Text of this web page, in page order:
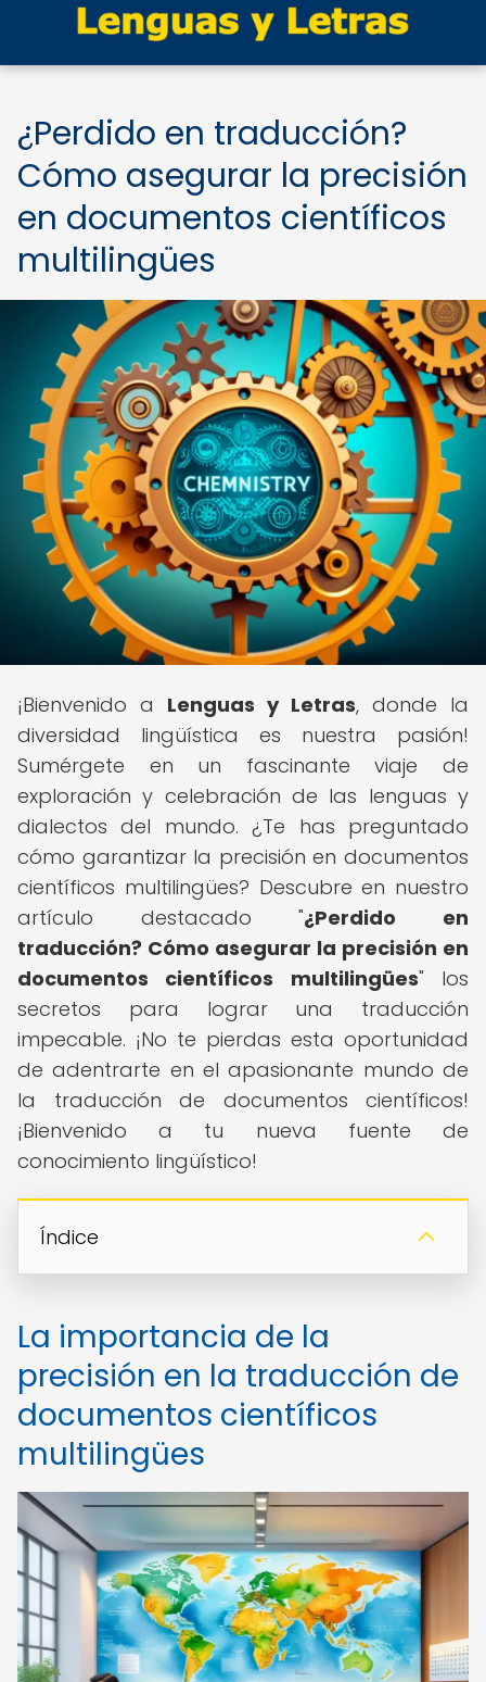
¿Perdido en traducción?
Cómo asegurar la precisión
en documentos científicos
multilingües
¡Bienvenido a Lenguas y Letras, donde la
diversidad lingüística es nuestra pasión!
Sumérgete en un fascinante viaje de
exploración y celebración de las lenguas y
dialectos del mundo. ¿Te has preguntado
cómo garantizar la precisión en documentos
científicos multilingües? Descubre en nuestro
artículo destacado "¿Perdido en
traducción? Cómo asegurar la precisión en
documentos científicos multilingües" los
secretos para lograr una traducción
impecable. ¡No te pierdas esta oportunidad
de adentrarte en el apasionante mundo de
la traducción de documentos científicos!
¡Bienvenido a tu nueva fuente de
conocimiento lingüístico!
Índice
La importancia de la
precisión en la traducción de
documentos científicos
multilingües